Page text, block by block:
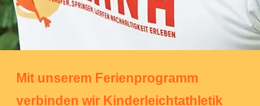
Mit unserem Ferienprogramm
verbinden wir Kinderleichtathletik